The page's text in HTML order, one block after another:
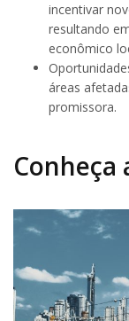
incentivar
resultando
econômico
áreas
promissora.
Conheça